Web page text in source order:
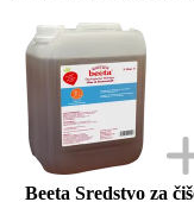
Beeta Sredstvo za